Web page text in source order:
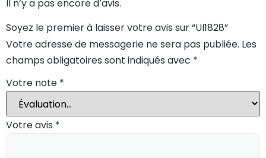
Il n’y a pas encore d’avis.
Soyez le premier à laisser votre avis sur “UI1828”
Votre adresse de messagerie ne sera pas publiée. Les
champs obligatoires sont indiqués avec *
Votre note *
Votre avis *